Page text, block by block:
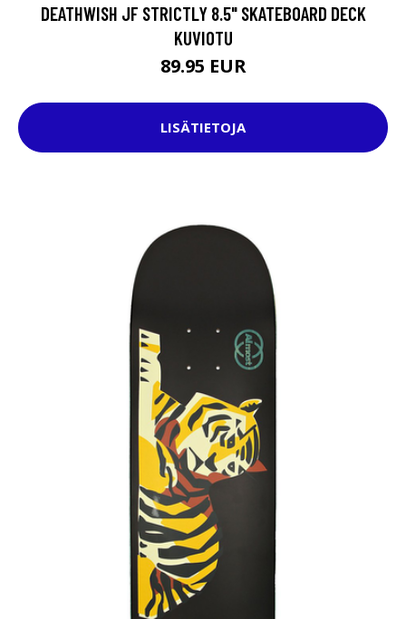
DEATHWISH JF STRICTLY 8.5" SKATEBOARD DECK
KUVIOTU
89.95 EUR
LISÄTIETOJA